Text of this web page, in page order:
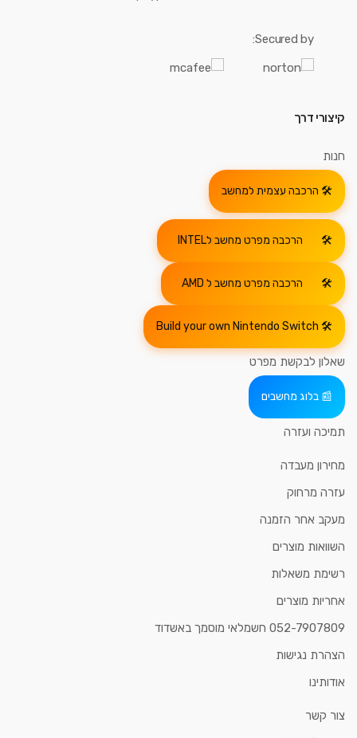
Secured by:
קיצורי דרך
חנות
הרכבה עצמית למחשב
הרכבה מפרט מחשב לINTEL
הרכבה מפרט מחשב ל AMD
Build your own Nintendo Switch
שאלון לבקשת מפרט
בלוג מחשבים
תמיכה ועזרה
מחירון מעבדה
עזרה מרחוק
מעקב אחר הזמנה
השוואות מוצרים
רשימת משאלות
אחריות מוצרים
052-7907809 חשמלאי מוסמך באשדוד
הצהרת נגישות
אודותינו
צור קשר